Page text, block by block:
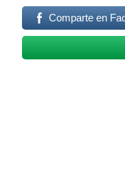
Comparte en